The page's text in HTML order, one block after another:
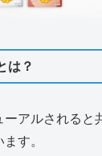
は？
アルされると
す。